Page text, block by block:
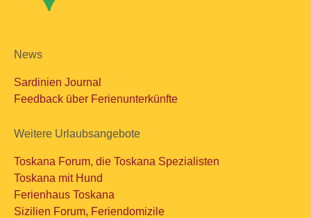
News
Sardinien Journal
Feedback über Ferienunterkünfte
Weitere Urlaubsangebote
Toskana Forum, die Toskana Spezialisten
Toskana mit Hund
Ferienhaus Toskana
Sizilien Forum, Feriendomizile